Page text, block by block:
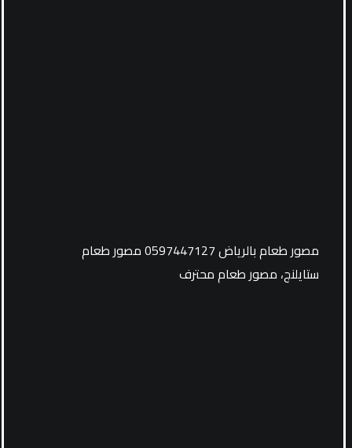
مصور طعام بالرياض 0597447127 مصور طعام
ستايلنج، مصور طعام محترف